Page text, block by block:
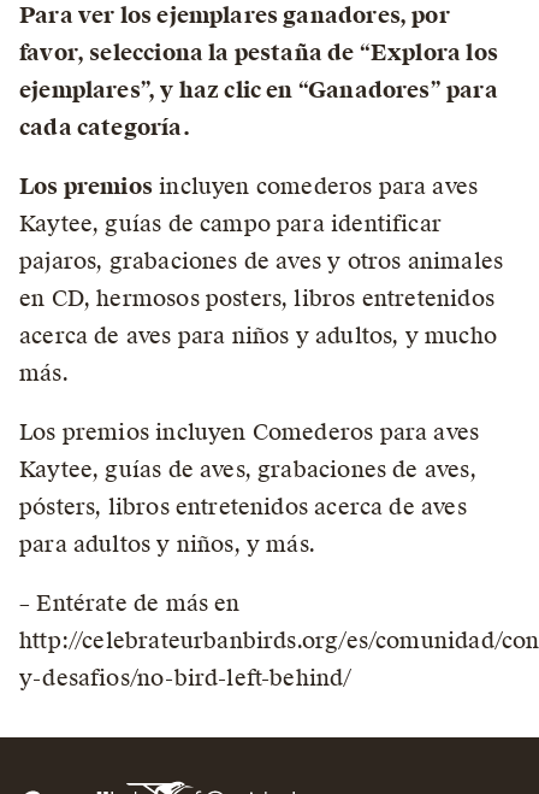
Para ver los ejemplares ganadores, por
favor, selecciona la pestaña de “Explora los
ejemplares”, y haz clic en “Ganadores” para
cada categoría.
Los premios incluyen comederos para aves
Kaytee, guías de campo para identificar
pajaros, grabaciones de aves y otros animales
en CD, hermosos posters, libros entretenidos
acerca de aves para niños y adultos, y mucho
más.
Los premios incluyen Comederos para aves
Kaytee, guías de aves, grabaciones de aves,
pósters, libros entretenidos acerca de aves
para adultos y niños, y más.
– Entérate de más en
http://celebrateurbanbirds.org/es/comunidad/
y-desafios/no-bird-left-behind/